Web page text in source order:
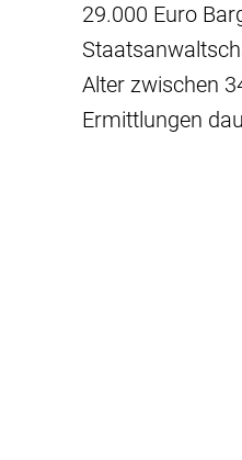
29.000 Euro
Alter zwischen
Ermittlungen